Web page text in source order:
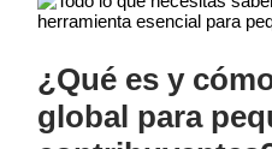
¿Qué es y
global para